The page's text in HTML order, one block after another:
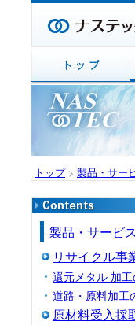
トップ> 製品・サー
製品・サービス
リサイクル事
還元メタル 加
道路・原料加工
原材料受入採